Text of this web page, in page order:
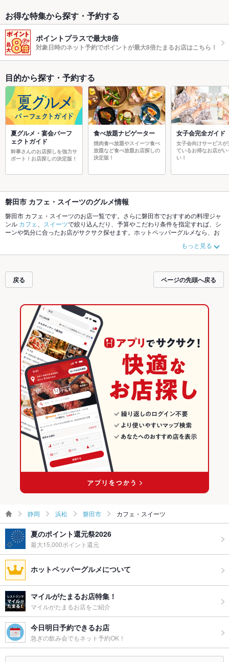
お得な特集から探す・予約する
ポイントプラスで最大8倍
対象日時のネット予約でポイントが最大8倍たまるお店はこちら！
目的から探す・予約する
夏グルメ・宴会パーフ
ェクトガイド
幹事さんのお店探しを強力サ
ポート！お店探しの決定版！
食べ放題ナビゲーター
焼肉食べ放題やスイーツ食べ
放題など食べ放題お店探しの
決定版！
女子会完全ガイド
女子会向けサービスが
ているお得なお店がい
い！
磐田市 カフェ・スイーツのグルメ情報
磐田市 カフェ・スイーツのお店一覧です。さらに磐田市でおすすめの料理ジャ
ンル カフェ スイーツで絞り込んだり、予算やこだわり条件を指定すれば、シ
ーンや気分に合ったお店がサクサク探せます。ホットペッパーグルメなら、お
すめ料理など、お店の最新情報をご紹介しているので安心！24時間使える簡単
便利なネット予約が使えるお店も拡大中です。友達どうしの飲み会にも、会社
利用ください。
もっと見る
戻る ページの先頭へ戻る
静岡 浜松 磐田市 カフェ・スイーツ
夏のポイント還元祭2026
最大15,000ポイント還元
ホットペッパーグルメについて
マイルがたまるお店特集！
マイルがたまるお店をご紹介
今日明日予約できるお店
急ぎの飲み会でもネット予約OK！